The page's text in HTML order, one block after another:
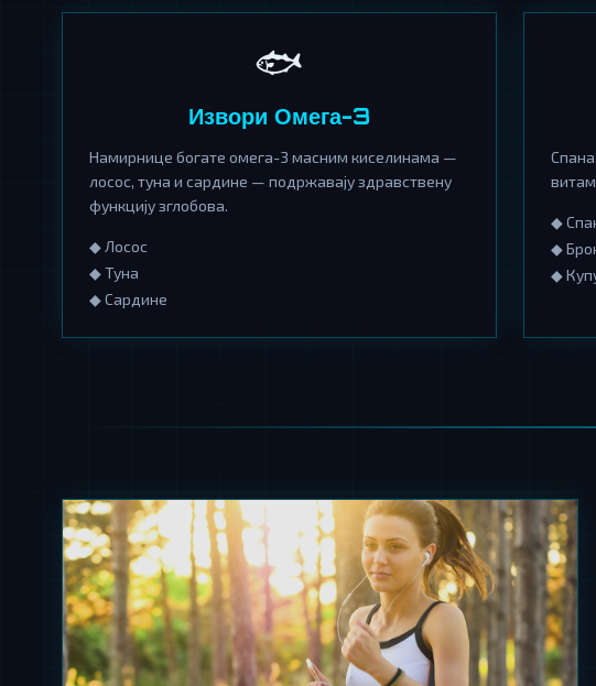
🐟
Извори Омега-3
Намирнице богате омега-3 масним киселинама —
лосос, туна и сардине — подржавају здравствену
функцију зглобова.
◆ Лосос
◆ Туна
◆ Сардине
◆
◆
◆